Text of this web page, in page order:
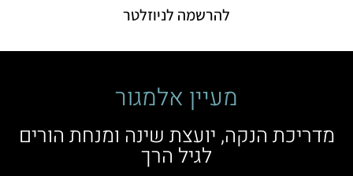
להרשמה לניוזלטר
מעיין אלמגור
מדריכת הנקה, יועצת שינה ומנחת הורים
לגיל הרך